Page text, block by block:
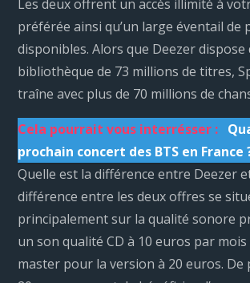
Les deux offrent un accès illimité à
préférée ainsi qu’un large éventail de
disponibles. Alors que Deezer dispose
bibliothèque de 73 millions de titres,
traîne avec plus de 70 millions de
Cela pourrait vous interrésser :
prochain concert des BTS en France
Quelle est la différence entre Deezer
différence entre les deux offres se
principalement sur la qualité sonore
un son qualité CD à 10 euros par
master pour la version à 20 euros. De